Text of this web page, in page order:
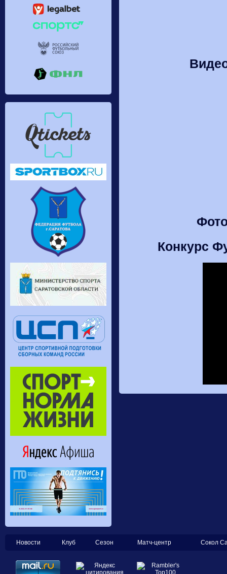
Конкурс
Новости Клуб Сезон Матч-центр Сокол